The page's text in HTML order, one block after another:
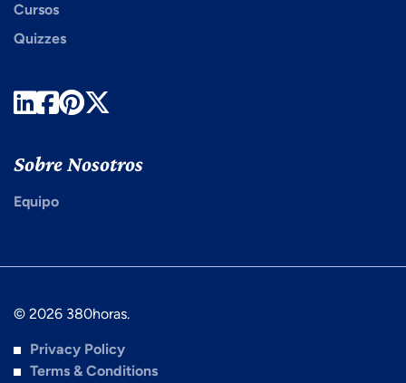
Cursos
Quizzes
LinkedIn
Facebook
Pinterest
Sobre Nosotros
Equipo
Privacy Policy
Terms & Conditions
© 2026 380horas.